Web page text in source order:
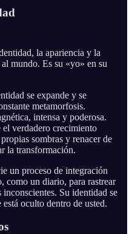
la apariencia y la
mundo. Es su «yo» en su
se expande y se
metamorfosis.
intensa y poderosa.
el verdadero crecimiento
sombras y renacer de
la transformación.
un proceso de integración
como un diario, para rastrear
Su identidad se
oculto dentro de usted.